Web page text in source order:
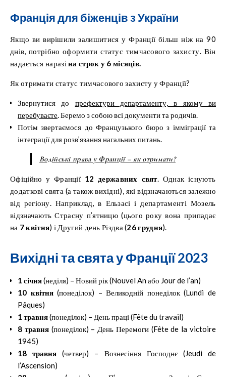
Франція для біженців з України
Якщо ви вирішили залишитися у Франції більш ніж на 90
днів, потрібно оформити статус тимчасового захисту. Він
надається наразіна строк у 6 місяців.
Як отримати статус тимчасового захисту у Франції?
Звернутися до префектури департаменту, в якому ви
перебуваєте. Беремо з собою всі документи та родичів.
Потім звертаємося до Французького бюро з імміграції та
інтеграції для розв’язання нагальних питань.
Водійські права у Франції – як отримати?
Офіційно у Франції 12 державних свят. Однак існують
додаткові свята (а також вихідні), які відзначаються залежно
від регіону. Наприклад, в Ельзасі і департаменті Мозель
відзначають Страсну п’ятницю (цього року вона припадає
на 7 квітня) і Другий день Різдва (26 грудня).
Вихідні та свята у Франції 2023
1 січня(неділя) – Новий рік (Nouvel An або Jour de l’an)
10 квітня(понеділок) – Великодній понеділок (Lundi de
Pâques)
1 травня(понеділок) – День праці (Fête du travail)
8 травня(понеділок) – День Перемоги (Fête de la victoire
1945)
18 травня (четвер) – Вознесіння Господнє (Jeudi de
l’Ascension)